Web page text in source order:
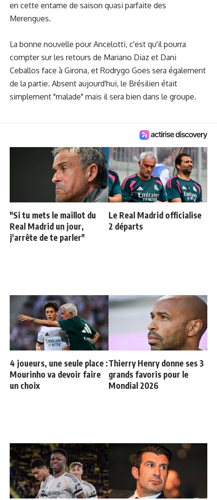
en cette entame de saison quasi parfaite des
Merengues.
La bonne nouvelle pour Ancelotti, c'est qu'il pourra
compter sur les retours de Mariano Diaz et Dani
Ceballos face à Girona, et Rodrygo Goes sera également
de la partie. Absent aujourd'hui, le Brésilien était
simplement "malade" mais il sera bien dans le groupe.
"Si tu mets le maillot du
Real Madrid un jour,
j'arrête de te parler"
Le Real Madrid officialise
2 départs
4 joueurs, une seule place :
Mourinho va devoir faire
un choix
Thierry Henry donne ses 3
grands favoris pour le
Mondial 2026